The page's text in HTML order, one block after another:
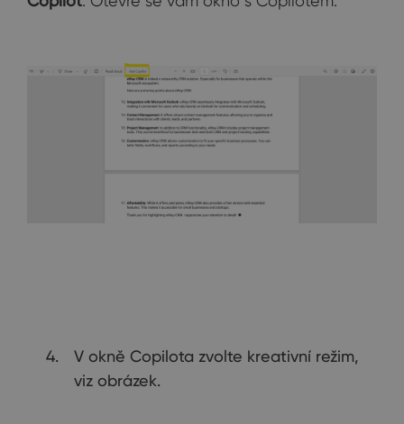
V okně Copilota zvolte kreativní režim,
viz obrázek.